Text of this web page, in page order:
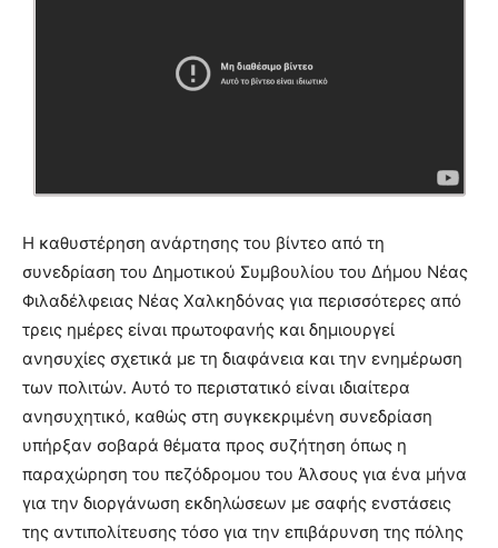
Η καθυστέρηση ανάρτησης του βίντεο από τη
συνεδρίαση του Δημοτικού Συμβουλίου του Δήμου Νέας
Φιλαδέλφειας Νέας Χαλκηδόνας για περισσότερες από
τρεις ημέρες είναι πρωτοφανής και δημιουργεί
ανησυχίες σχετικά με τη διαφάνεια και την ενημέρωση
των πολιτών. Αυτό το περιστατικό είναι ιδιαίτερα
ανησυχητικό, καθώς στη συγκεκριμένη συνεδρίαση
υπήρξαν σοβαρά θέματα προς συζήτηση όπως η
παραχώρηση του πεζόδρομου του Άλσους για ένα μήνα
για την διοργάνωση εκδηλώσεων με σαφής ενστάσεις
της αντιπολίτευσης τόσο για την επιβάρυνση της πόλης